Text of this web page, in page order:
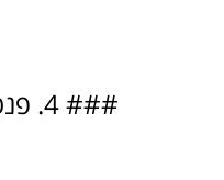
### 4. פנס ראש אלקטרוני קטן (Keychain light) – קטן, חכם ונחמד